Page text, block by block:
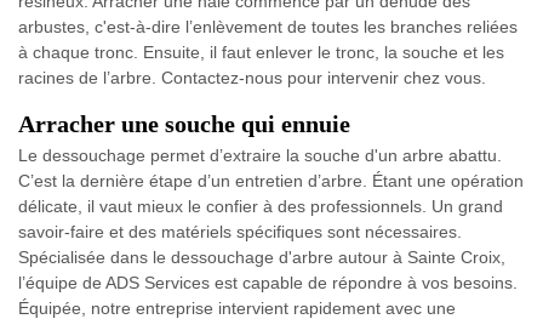
arbustes, c'est-à-dire l’enlèvement de toutes les branches reliées
à chaque tronc. Ensuite, il faut enlever le tronc, la souche et les
racines de l’arbre. Contactez-nous pour intervenir chez vous.
Arracher une souche qui ennuie
Le dessouchage permet d’extraire la souche d'un arbre abattu.
C’est la dernière étape d’un entretien d’arbre. Étant une opération
délicate, il vaut mieux le confier à des professionnels. Un grand
savoir-faire et des matériels spécifiques sont nécessaires.
Spécialisée dans le dessouchage d'arbre autour à Sainte Croix,
l’équipe de ADS Services est capable de répondre à vos besoins.
Équipée, notre entreprise intervient rapidement avec une